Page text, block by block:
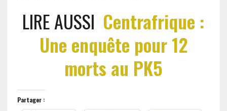
LIRE AUSSI Centrafrique :
Une enquête pour 12
morts au PK5
Partager :